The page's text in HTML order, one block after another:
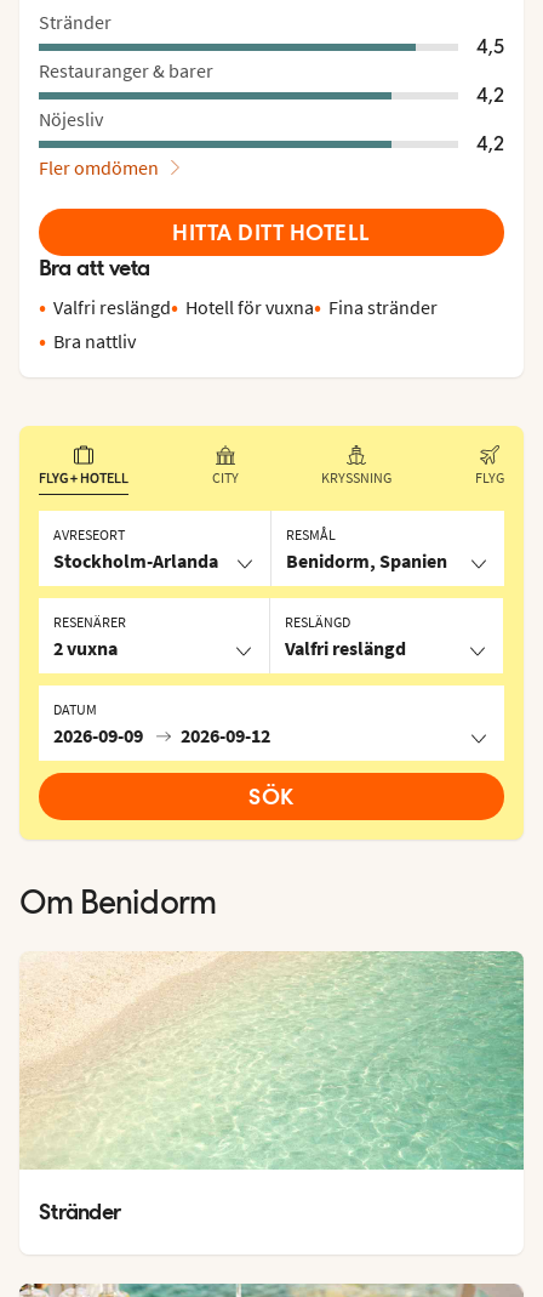
Stränder
4,5
Restauranger & barer
4,2
Nöjesliv
4,2
Fler omdömen
HITTA DITT HOTELL
Bra att veta
Valfri reslängd Hotell för vuxna
Fina stränder
Bra nattliv
FLYG + HOTELL CITY KRYSSNING FLYG
AVRESEORT
Stockholm-Arlanda
RESMÅL
Benidorm, Spanien
RESLÄNGD
Valfri reslängd
DATUM
2026-09-09 2026-09-12
RESENÄRER
2 vuxna
SÖK
Om Benidorm
Stränder